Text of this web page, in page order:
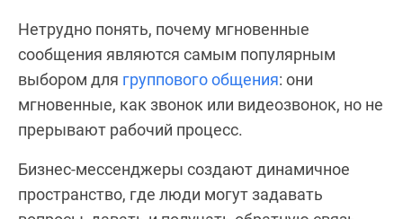
Нетрудно понять, почему мгновенные
сообщения являются самым популярным
выбором для группового общения: они
мгновенные, как звонок или видеозвонок, но не
прерывают рабочий процесс.
Бизнес-мессенджеры создают динамичное
пространство, где люди могут задавать